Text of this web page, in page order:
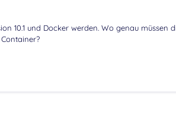
10.1 und Docker werden. Wo genau müssen